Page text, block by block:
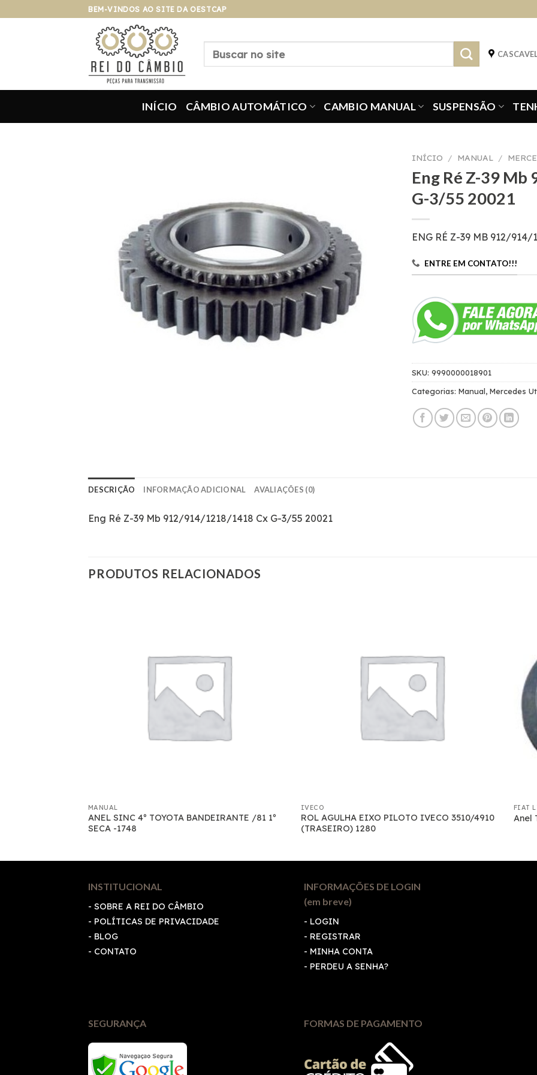
para
BEM-VINDOS AO SITE DA OESTCAP
Pesquisar
INÍCIO CÂMBIO AUTOMÁTICO CAMBIO MANUAL SUSPENSÃO
INÍCIO / MANUAL /
Eng Ré Z-39
G-3/55 20021
ENG RÉ Z-39 MB 912/
ENTRE EM CONTATO!!!
SKU: 9990000018901
Categorias: Manual, Mercedes
DESCRIÇÃO INFORMAÇÃO ADICIONAL AVALIAÇÕES (0)
Eng Ré Z-39 Mb 912/914/1218/1418 Cx G-3/55 20021
PRODUTOS RELACIONADOS
MANUAL
ANEL SINC 4º TOYOTA BANDEIRANTE /81 1º
SECA -1748
IVECO
ROL AGULHA EIXO PILOTO IVECO 3510/4910
(TRASEIRO) 1280
FIAT
Anel
INSTITUCIONAL
- SOBRE A REI DO CÂMBIO
- POLÍTICAS DE PRIVACIDADE
- BLOG
- CONTATO
INFORMAÇÕES DE LOGIN
(em breve)
- LOGIN
- REGISTRAR
- MINHA CONTA
- PERDEU A SENHA?
SEGURANÇA FORMAS DE PAGAMENTO